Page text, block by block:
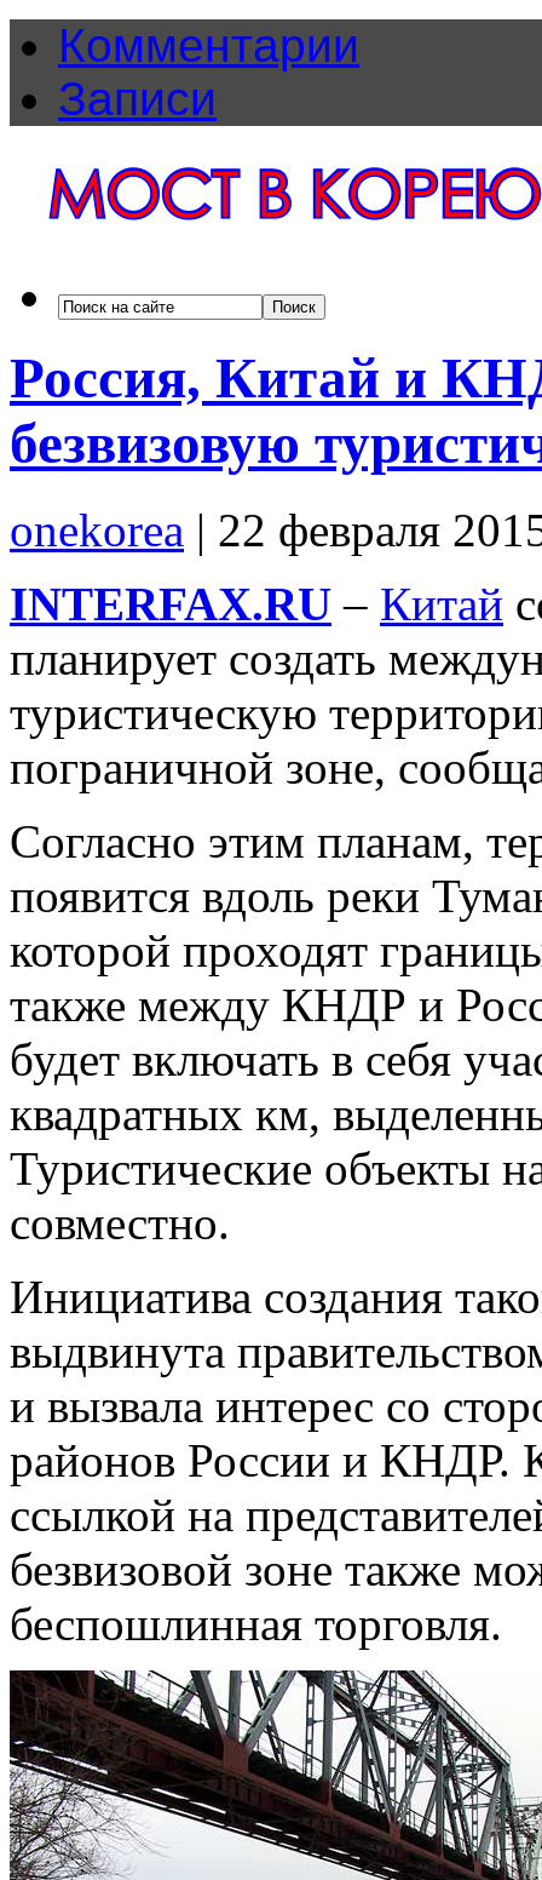
Комментарии
Записи
Россия, Китай и
безвизовую
onekorea | 22 февраля
INTERFAX.RU – Китай
планирует создать
туристическую
пограничной зоне,
Согласно этим планам,
появится вдоль реки
которой проходят
также между КНДР и
будет включать в себя
квадратных км,
Туристические объекты
совместно.
Инициатива создания
выдвинута
и вызвала интерес со
районов России и КНДР.
ссылкой на
безвизовой зоне также
беспошлинная торговля.